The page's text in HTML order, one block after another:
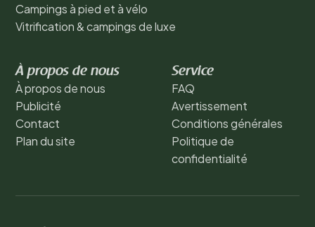
Campings à pied et à vélo
Vitrification & campings de luxe
À propos de nous
À propos de nous
Publicité
Contact
Plan du site
Service
FAQ
Avertissement
Conditions générales
Politique de
confidentialité